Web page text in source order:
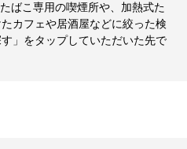
ばこ専用の喫煙所や、加熱式た
カフェや居酒屋などに絞った検
」をタップしていただいた先で